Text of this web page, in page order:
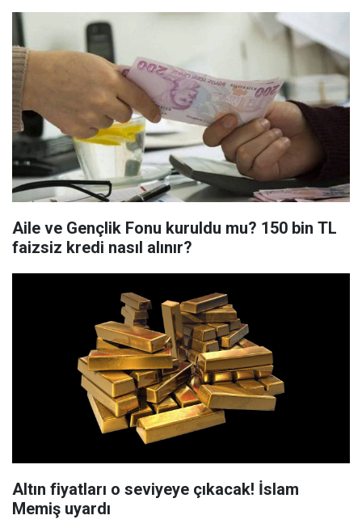
Aile ve Gençlik Fonu kuruldu mu? 150 bin TL
faizsiz kredi nasıl alınır?
Altın fiyatları o seviyeye çıkacak! İslam
Memiş uyardı